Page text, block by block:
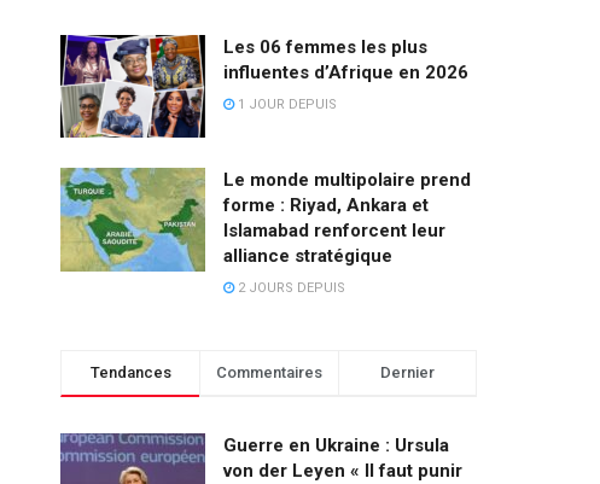
Les 06 femmes les plus
influentes d’Afrique en 2026
1 JOUR DEPUIS
Le monde multipolaire prend
forme : Riyad, Ankara et
Islamabad renforcent leur
alliance stratégique
2 JOURS DEPUIS
Tendances Commentaires Dernier
Guerre en Ukraine : Ursula
von der Leyen « Il faut punir